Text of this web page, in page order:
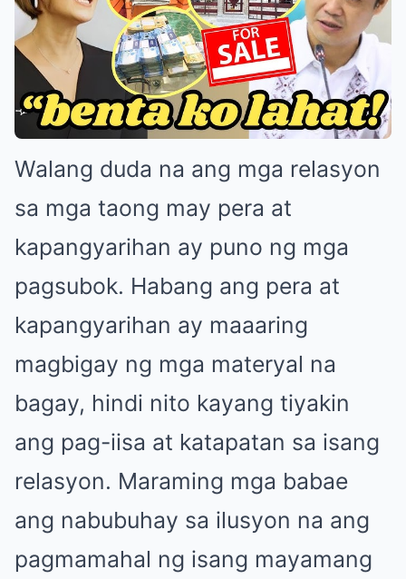
Walang duda na ang mga relasyon
sa mga taong may pera at
kapangyarihan ay puno ng mga
pagsubok. Habang ang pera at
kapangyarihan ay maaaring
magbigay ng mga materyal na
bagay, hindi nito kayang tiyakin
ang pag-iisa at katapatan sa isang
relasyon. Maraming mga babae
ang nabubuhay sa ilusyon na ang
pagmamahal ng isang mayamang